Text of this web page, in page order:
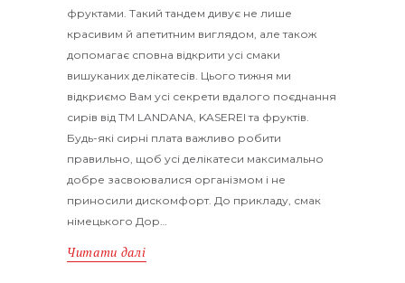
фруктами. Такий тандем дивує не лише
красивим й апетитним виглядом, але також
допомагає сповна відкрити усі смаки
вишуканих делікатесів. Цього тижня ми
відкриємо Вам усі секрети вдалого поєднання
сирів від TM LANDANA, KASEREI та фруктів.
Будь-які сирні плата важливо робити
правильно, щоб усі делікатеси максимально
добре засвоювалися організмом і не
приносили дискомфорт. До прикладу, смак
німецького Дор…
Читати далі